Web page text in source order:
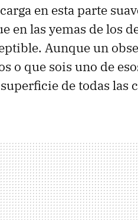
en esta parte
en las yemas de los
Aunque un
o que sois uno de
de todas las